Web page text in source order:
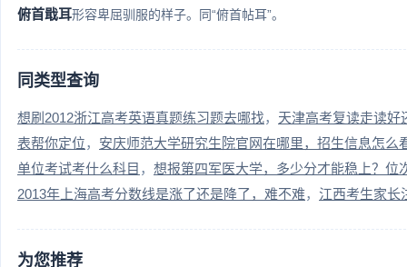
俯首戢耳形容卑屈驯服的样子。同“俯首帖耳”。
同类型查询
想刷2012浙江高考英语真题练习题去哪找
天津高考复读走读好
表帮你定位
安庆师范大学研究生院官网在哪里，招生信息怎么
单位考试考什么科目
想报第四军医大学，多少分才能稳上？位
2013年上海高考分数线是涨了还是降了，难不难
江西考生家长
为您推荐